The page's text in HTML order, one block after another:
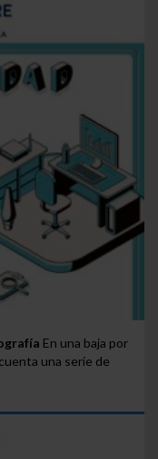
En una baja por
una serie de